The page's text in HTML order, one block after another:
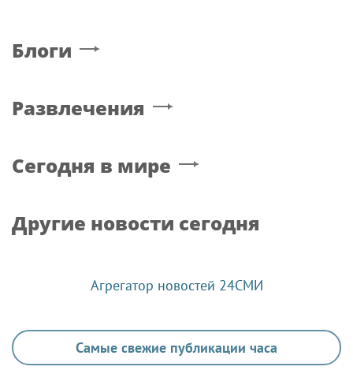
Блоги
Развлечения
Сегодня в мире
Другие новости сегодня
Агрегатор новостей 24СМИ
Самые свежие публикации часа